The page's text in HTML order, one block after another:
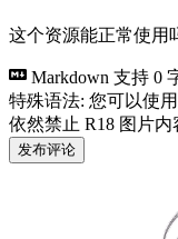
这个资源能正常使用
Markdown 支持 0
特殊语法: 您可以使
依然禁止 R18 图片内
发布评论